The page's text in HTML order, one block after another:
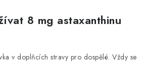
8 mg astaxanthinu
v doplňcích stravy pro dospělé. Vždy se